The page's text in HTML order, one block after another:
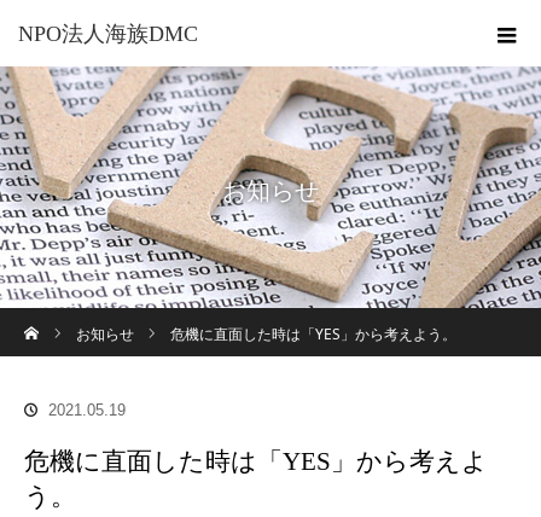
NPO法人海族DMC
お知らせ
お知らせ
危機に直面した時は「YES」から考えよう。
2021.05.19
危機に直面した時は「YES」から考えよ
う。